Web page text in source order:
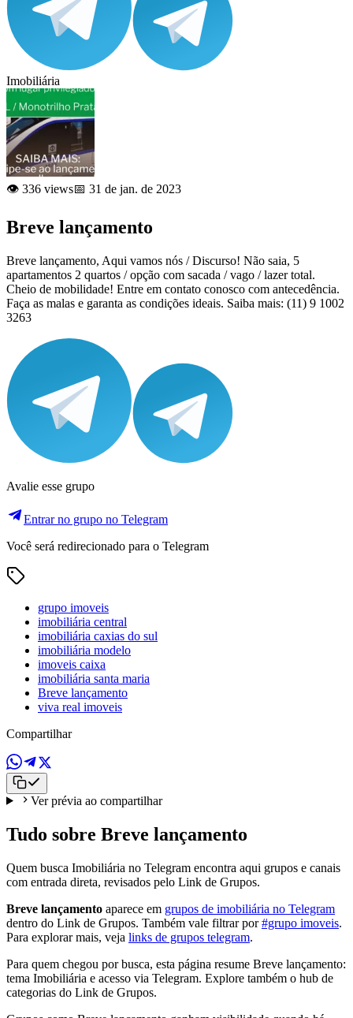
Imobiliária
👁️ 336 views📅 31 de jan. de 2023
Breve lançamento
Breve lançamento, Aqui vamos nós / Discurso! Não saia, 5
apartamentos 2 quartos / opção com sacada / vago / lazer total.
Cheio de mobilidade! Entre em contato conosco com antecedência.
Faça as malas e garanta as condições ideais. Saiba mais: (11) 9 1002
3263
Avalie esse grupo
Entrar no grupo no Telegram
Você será redirecionado para o Telegram
grupo imoveis
imobiliária central
imobiliária caxias do sul
imobiliária modelo
imoveis caixa
imobiliária santa maria
Breve lançamento
viva real imoveis
Compartilhar
Ver prévia ao compartilhar
Tudo sobre Breve lançamento
Quem busca Imobiliária no Telegram encontra aqui grupos e canais
com entrada direta, revisados pelo Link de Grupos.
Breve lançamento aparece em grupos de imobiliária no Telegram
dentro do Link de Grupos. Também vale filtrar por#grupo imoveis.
Para explorar mais, veja links de grupos telegram.
Para quem chegou por busca, esta página resume Breve lançamento:
tema Imobiliária e acesso via Telegram. Explore também o hub de
categorias do Link de Grupos.